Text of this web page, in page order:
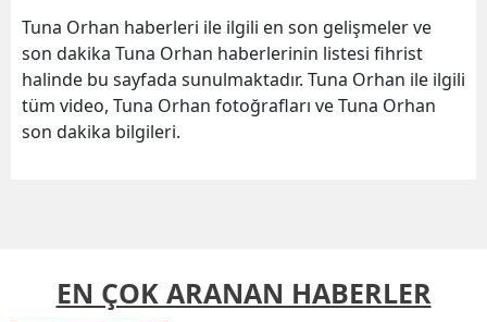
Tuna Orhan haberleri ile ilgili en son gelişmeler ve
son dakika Tuna Orhan haberlerinin listesi fihrist
halinde bu sayfada sunulmaktadır. Tuna Orhan ile ilgili
tüm video, Tuna Orhan fotoğrafları ve Tuna Orhan
son dakika bilgileri.
EN ÇOK ARANAN HABERLER